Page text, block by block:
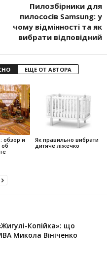
Пилозбірники для
пилососів Samsung: у
чому відмінності та як
вибрати відповідний
ЕЩЕ ОТ АВТОРА
обзор и
об
Як правильно вибрати
дитяче ліжечко
Копійка»: що
Микола Вініченко